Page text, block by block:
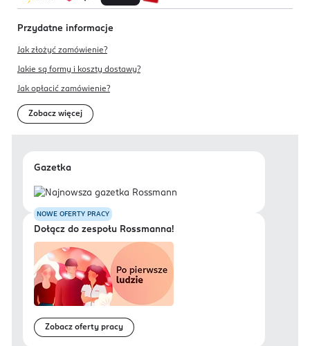
Przydatne informacje
Jak złożyć zamówienie?
Jakie są formy i koszty dostawy?
Jak opłacić zamówienie?
Zobacz więcej
Gazetka
NOWE OFERTY PRACY
Dołącz do zespołu Rossmanna!
Zobacz oferty pracy